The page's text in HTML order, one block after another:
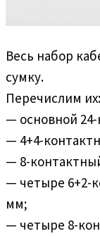
Весь набор
сумку.
Перечислим их:
— основной
— 4+4-
— 8-
— четыре 6+2-
мм;
— четыре 8-